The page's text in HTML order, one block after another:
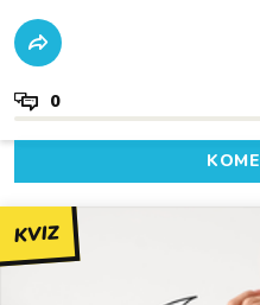
0
KVIZ